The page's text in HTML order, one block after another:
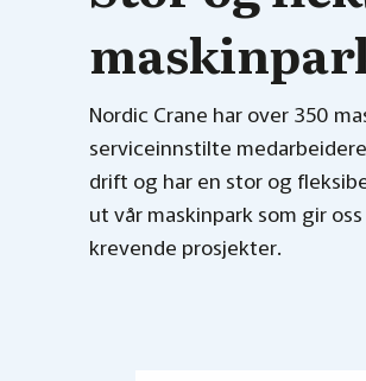
Nordic Crane har over 350
serviceinnstilte
drift og har en stor og
ut vår maskinpark som gir
krevende prosjekter.